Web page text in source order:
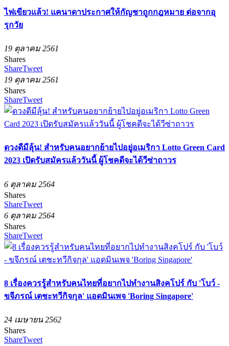
ไฟเขียวแล้ว! แคนาดาประกาศให้กัญชาถูกกฎหมาย ต่อจากอุ
รุกวัย
19 ตุลาคม 2561
Shares
ShareTweet
19 ตุลาคม 2561
Shares
ShareTweet
ดวงดีมีลุ้น! สำหรับคนอยากย้ายไปอยู่อเมริกา Lotto Green Card
2023 เปิดรับสมัครแล้ววันนี้ ผู้โชคดีจะได้วีซ่าถาวร
6 ตุลาคม 2564
Shares
ShareTweet
6 ตุลาคม 2564
Shares
ShareTweet
8 เรื่องควรรู้สำหรับคนไทยที่อยากไปทำงานสิงคโปร์ กับ 'โบว์ -
ขจีภรณ์ เตชะทวีกิจกุล' แอดมินเพจ 'Boring Singapore'
24 เมษายน 2562
Shares
ShareTweet